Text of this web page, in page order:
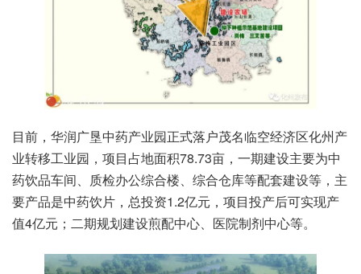
目前，华润广垦中药产业园正式落户茂名临空经济区化州产
业转移工业园，项目占地面积78.73亩，一期建设主要为中
药饮品车间、质检办公综合楼、综合仓库等配套建设等，主
要产品是中药饮片，总投资1.2亿元，项目投产后可实现产
值4亿元；二期规划建设煎配中心、医院制剂中心等。